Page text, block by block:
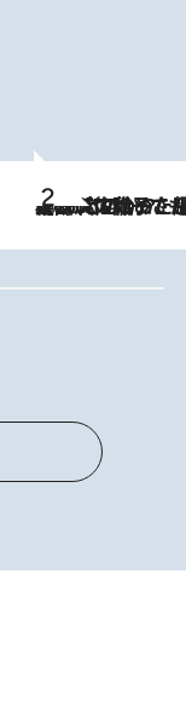
2026.8.5
【阿川佐和子さんの年とる力】なぜ70代で始めた趣味は“こんなに楽しい”のか？ ピアノ、俳句…スランプに陥っても続けられる“ある秘訣”とは